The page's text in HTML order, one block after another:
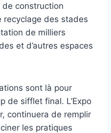
de construction
recyclage des stades
de milliers
et d’autres espaces
sont là pour
de sifflet final. L’Expo
continuera de remplir
les pratiques